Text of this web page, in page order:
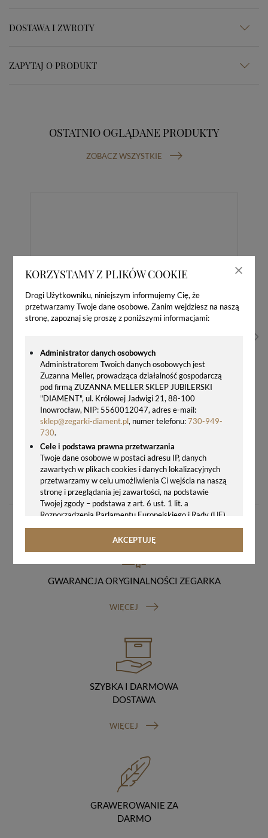
KORZYSTAMY Z PLIKÓW COOKIE
Drogi Użytkowniku, niniejszym informujemy Cię, że
przetwarzamy Twoje dane osobowe. Zanim wejdziesz na naszą
stronę, zapoznaj się proszę z poniższymi informacjami:
Administrator danych osobowych
Administratorem Twoich danych osobowych jest
Zuzanna Meller, prowadząca działalność gospodarczą
pod firmą ZUZANNA MELLER SKLEP JUBILERSKI
"DIAMENT", ul. Królowej Jadwigi 21, 88-100
Inowrocław, NIP: 5560012047, adres e-mail:
sklep@zegarki-diament.pl, numer telefonu:730-949-
730.
Cele i podstawa prawna przetwarzania
Twoje dane osobowe w postaci adresu IP, danych
zawartych w plikach cookies i danych lokalizacyjnych
przetwarzamy w celu umożliwienia Ci wejścia na naszą
stronę i przeglądania jej zawartości, na podstawie
Twojej zgody – podstawa z art. 6 ust. 1 lit. a
Rozporządzenia Parlamentu Europejskiego i Rady (UE)
2016/679 z 27.04.2016 r. w sprawie ochrony osób
fizycznych w związku z przetwarzaniem danych
rozporządzenie o ochronie danych, tj. RODO).
Odbiorcy danych
hostingodawcy. Takie podmioty przetwarzają dane na
Polski/UE/Europejskiego Obszaru Gospodarczego.
Okres przechowywania danych
Twoje dane przechowujemy do czasu posiadania
Przysługuje Ci prawo dostępu do swoich danych oraz
(poprawiania) swoich danych, prawo do usunięcia
abyśmy je usunęli), prawo do ograniczenia
przetwarzania danych (możesz zażądać, abyśmy
ograniczyli przetwarzanie Twoich danych osobowych
wyłącznie do ich przechowywania lub wykonywania
uzgodnionych z Tobą działań, jeżeli Twoim zdaniem
mamy nieprawidłowe dane na Twój temat lub
AKCEPTUJĘ
DOSTAWA I ZWROTY
ZAPYTAJ O PRODUKT
OSTATNIO OGLĄDANE PRODUKTY
ZOBACZ WSZYSTKIE
99,00 zł
GWARANCJA ORYGINALNOŚCI ZEGARKA
WIĘCEJ
SZYBKA I DARMOWA
DOSTAWA
WIĘCEJ
GRAWEROWANIE ZA
DARMO